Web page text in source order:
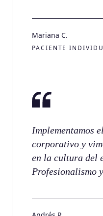
Mariana C.
PACIENTE
Implementamos
corporativo y
en la cultura del
Profesionalismo